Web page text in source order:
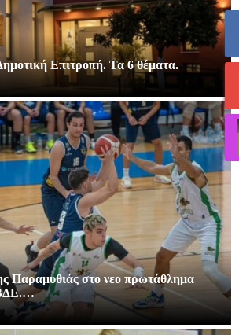
Επιτροπή. Τα 6 θέματα.
Παραμυθιάς στο νεο πρωτάθλημα